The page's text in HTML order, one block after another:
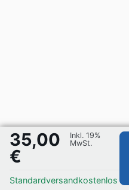
35,00
€
Inkl. 19%
MwSt.
Standardversandkostenlos